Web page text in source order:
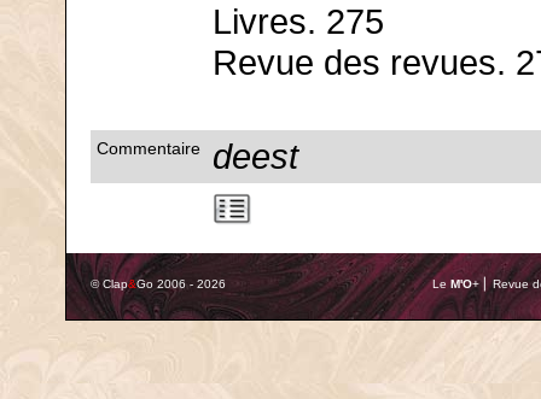
Livres. 275
Revue des revues.
Commentaire deest
© Clap&Go 2006 - 2026 Le M'O+ ⎢ Revue